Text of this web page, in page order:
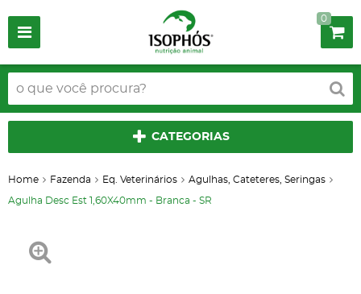
0
CATEGORIAS
Home Fazenda Eq. Veterinários Agulhas, Cateteres, Seringas
Agulha Desc Est 1,60X40mm - Branca - SR